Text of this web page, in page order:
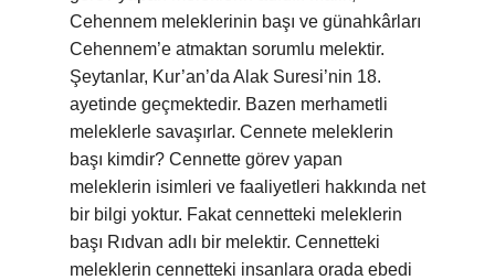
Cehennem meleklerinin başı ve günahkârları
Cehennem’e atmaktan sorumlu melektir.
Şeytanlar, Kur’an’da Alak Suresi’nin 18.
ayetinde geçmektedir. Bazen merhametli
meleklerle savaşırlar. Cennete meleklerin
başı kimdir? Cennette görev yapan
meleklerin isimleri ve faaliyetleri hakkında net
bir bilgi yoktur. Fakat cennetteki meleklerin
başı Rıdvan adlı bir melektir. Cennetteki
meleklerin cennetteki insanlara orada ebedi